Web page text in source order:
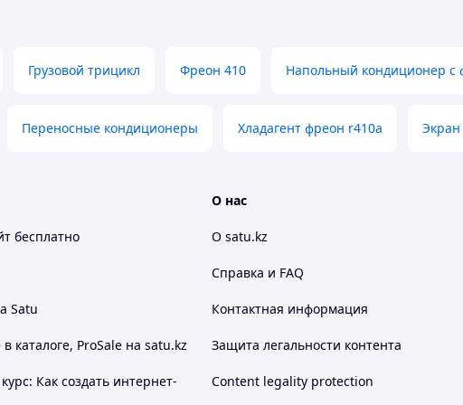
52,2/108
Грузовой трицикл Фреон 410 Напольный кондиционер с
Переносные кондиционеры Хладагент фреон r410a
бесплатно
Satu
каталоге, ProSale на satu.kz
Как создать интернет-
О нас
О satu.kz
Справка и FAQ
Контактная информация
Защита легальности контента
Content legality protection